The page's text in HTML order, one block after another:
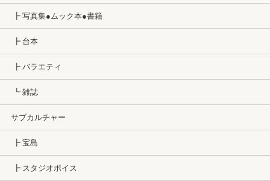
┣ 写真集●ムック本●書籍
┣ 台本
┣ バラエティ
┗ 雑誌
サブカルチャー
┣ 宝島
┣ スタジオボイス